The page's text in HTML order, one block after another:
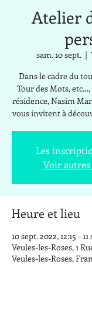
Atelier
sam. 10 sept.
  |
Dans le cadre du
Tour des Mots,
résidence, Nasim
vous invitent à
Les
Voir
Heure et lieu
10 sept. 2022, 12:15 –
Veules-les-Roses, 1
Veules-les-Roses,